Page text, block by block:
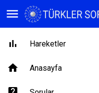
menu
Hareketler
Anasayfa